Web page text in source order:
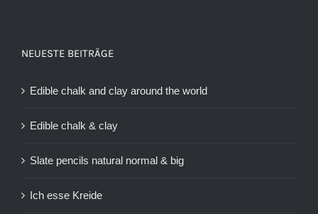
NEUESTE BEITRÄGE
Edible chalk and clay around the world
Edible chalk & clay
Slate pencils natural normal & big
Ich esse Kreide